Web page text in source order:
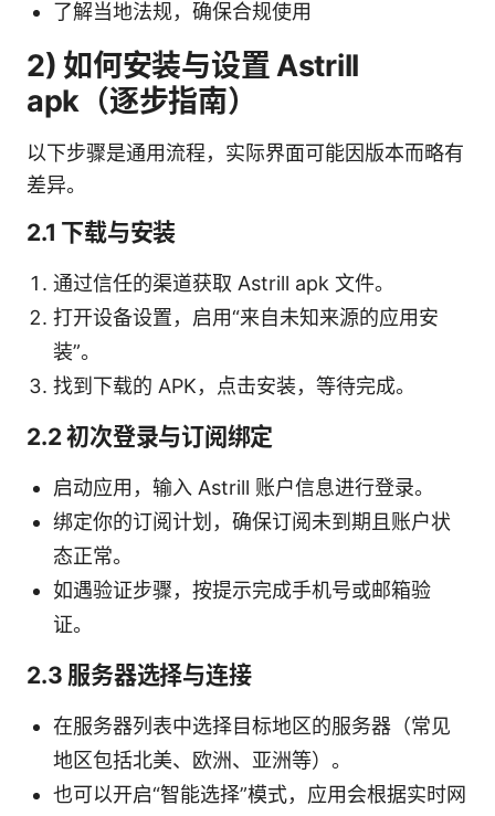
了解当地法规，确保合规使用
2) 如何安装与设置 Astrill
apk（逐步指南）
以下步骤是通用流程，实际界面可能因版本而略有
差异。
2.1 下载与安装
通过信任的渠道获取 Astrill apk 文件。
打开设备设置，启用“来自未知来源的应用安
装”。
找到下载的 APK，点击安装，等待完成。
2.2 初次登录与订阅绑定
启动应用，输入 Astrill 账户信息进行登录。
绑定你的订阅计划，确保订阅未到期且账户状
态正常。
如遇验证步骤，按提示完成手机号或邮箱验
证。
2.3 服务器选择与连接
在服务器列表中选择目标地区的服务器（常见
地区包括北美、欧洲、亚洲等）。
也可以开启“智能选择”模式，应用会根据实时网